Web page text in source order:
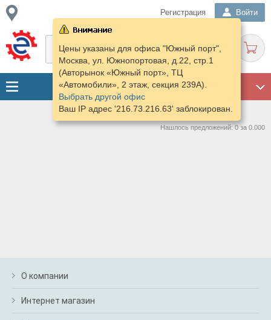
Регистрация Войти
Цены указаны для офиса "Южный порт",
Москва, ул. Южнопортовая, д.22, стр.1
(Авторынок «Южный порт», ТЦ
«Автомобили», 2 этаж, секция 239А).
Выбрать другой офис
Ваш IP адрес '216.73.216.63' заблокирован.
Нашлось предложений: 0 за 0.000
О компании
Интернет магазин